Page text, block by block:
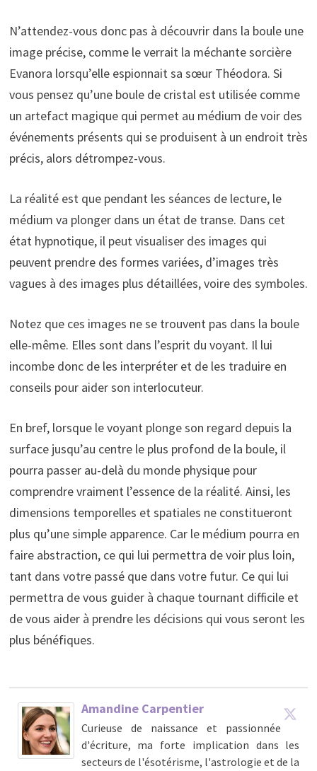
N’attendez-vous donc pas à découvrir dans la boule une
image précise, comme le verrait la méchante sorcière
Evanora lorsqu’elle espionnait sa sœur Théodora. Si
vous pensez qu’une boule de cristal est utilisée comme
un artefact magique qui permet au médium de voir des
événements présents qui se produisent à un endroit très
précis, alors détrompez-vous.
La réalité est que pendant les séances de lecture, le
médium va plonger dans un état de transe. Dans cet
état hypnotique, il peut visualiser des images qui
peuvent prendre des formes variées, d’images très
vagues à des images plus détaillées, voire des symboles.
Notez que ces images ne se trouvent pas dans la boule
elle-même. Elles sont dans l’esprit du voyant. Il lui
incombe donc de les interpréter et de les traduire en
conseils pour aider son interlocuteur.
En bref, lorsque le voyant plonge son regard depuis la
surface jusqu’au centre le plus profond de la boule, il
pourra passer au-delà du monde physique pour
comprendre vraiment l’essence de la réalité. Ainsi, les
dimensions temporelles et spatiales ne constitueront
plus qu’une simple apparence. Car le médium pourra en
faire abstraction, ce qui lui permettra de voir plus loin,
tant dans votre passé que dans votre futur. Ce qui lui
permettra de vous guider à chaque tournant difficile et
de vous aider à prendre les décisions qui vous seront les
plus bénéfiques.
Amandine Carpentier
Curieuse de naissance et passionnée
d'écriture, ma forte implication dans les
secteurs de l'ésotérisme, l'astrologie et de la